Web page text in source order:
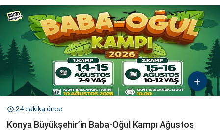

 24 dakika önce
Konya Büyükşehir’in Baba-Oğul Kampı Ağustos